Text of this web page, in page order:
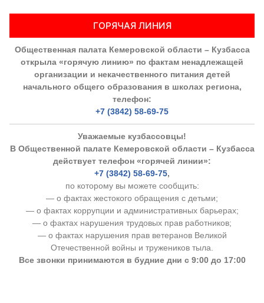
ГОРЯЧАЯ ЛИНИЯ
Общественная палата Кемеровской области – Кузбасса
открыла «горячую линию» по фактам ненадлежащей
организации и некачественного питания детей
начального общего образования в школах региона,
телефон:
+7 (3842) 58-69-75
Уважаемые кузбассовцы!
В Общественной палате Кемеровской области – Кузбасса
действует телефон «горячей линии»:
+7 (3842) 58-69-75,
по которому вы можете сообщить:
— о фактах жестокого обращения с детьми;
— о фактах коррупции и административных барьерах;
— о фактах нарушения трудовых прав работников;
— о фактах нарушения прав ветеранов Великой
Отечественной войны и тружеников тыла.
Все звонки принимаются в будние дни с 9:00 до 17:00